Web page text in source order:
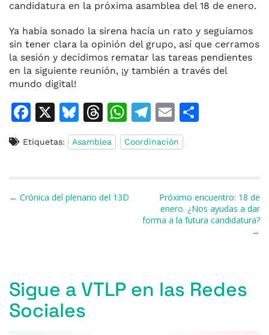
candidatura en la próxima asamblea del 18 de enero.
Ya había sonado la sirena hacía un rato y seguíamos
sin tener clara la opinión del grupo, así que cerramos
la sesión y decidimos rematar las tareas pendientes
en la siguiente reunión, ¡y también a través del
mundo digital!
F
c
b
o
X
Bl
u
e
y
T
h
re
d
s
W
h
at
A
p
T
el
e
a
m
E
m
ai
ti
r
Etiquetas: Asamblea Coordinación
Navegación de entradas
← Crónica del plenario del 13D
Próximo encuentro: 18 de
enero. ¿Nos ayudas a dar
forma a la futura candidatura?
→
Sigue a VTLP en las Redes
Sociales